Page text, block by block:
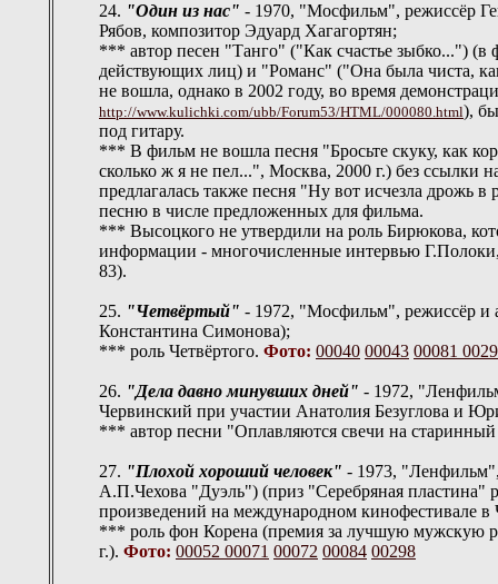
24. "Один из нас" - 1970, "Мосфильм", режиссёр
Рябов, композитор Эдуард Хагагортян;
*** автор песен "Танго" ("Как счастье зыбко...")
действующих лиц) и "Романс" ("Она была чиста,
не вошла, однако в 2002 году, во время
http://www.kulichki.com/ubb/Forum53/HTML/000080.html),
под гитару.
*** В фильм не вошла песня "Бросьте скуку, как
сколько ж я не пел...", Москва, 2000 г.) без
предлагалась также песня "Ну вот исчезла дрожь
песню в числе предложенных для фильма.
*** Высоцкого не утвердили на роль Бирюкова,
информации - многочисленные интервью
83).
25. "Четвёртый" - 1972, "Мосфильм", режиссёр и
Константина Симонова);
*** роль Четвёртого. Фото: 00040 00043 00081
26. "Дела давно минувших дней" - 1972,
Червинский при участии Анатолия Безуглова и
*** автор песни "Оплавляются свечи на
27. "Плохой хороший человек" - 1973,
А.П.Чехова "Дуэль") (приз "Серебряная пластина"
произведений на международном кинофестивале
*** роль фон Корена (премия за лучшую мужскую
г.). Фото: 00052 00071 00072 00084 00298